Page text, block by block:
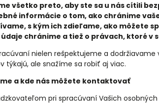
všetko preto, aby ste sa u nás cítili
informácie o tom, ako chránime
s kým ich zdieľame, ako môžete
chránime a tiež o právach, ktoré v
nielen rešpektujeme a
týkajú, ale snažíme sa robiť aj viac.
a kde nás môžete kontaktovať
pri spracúvaní Vašich osobných